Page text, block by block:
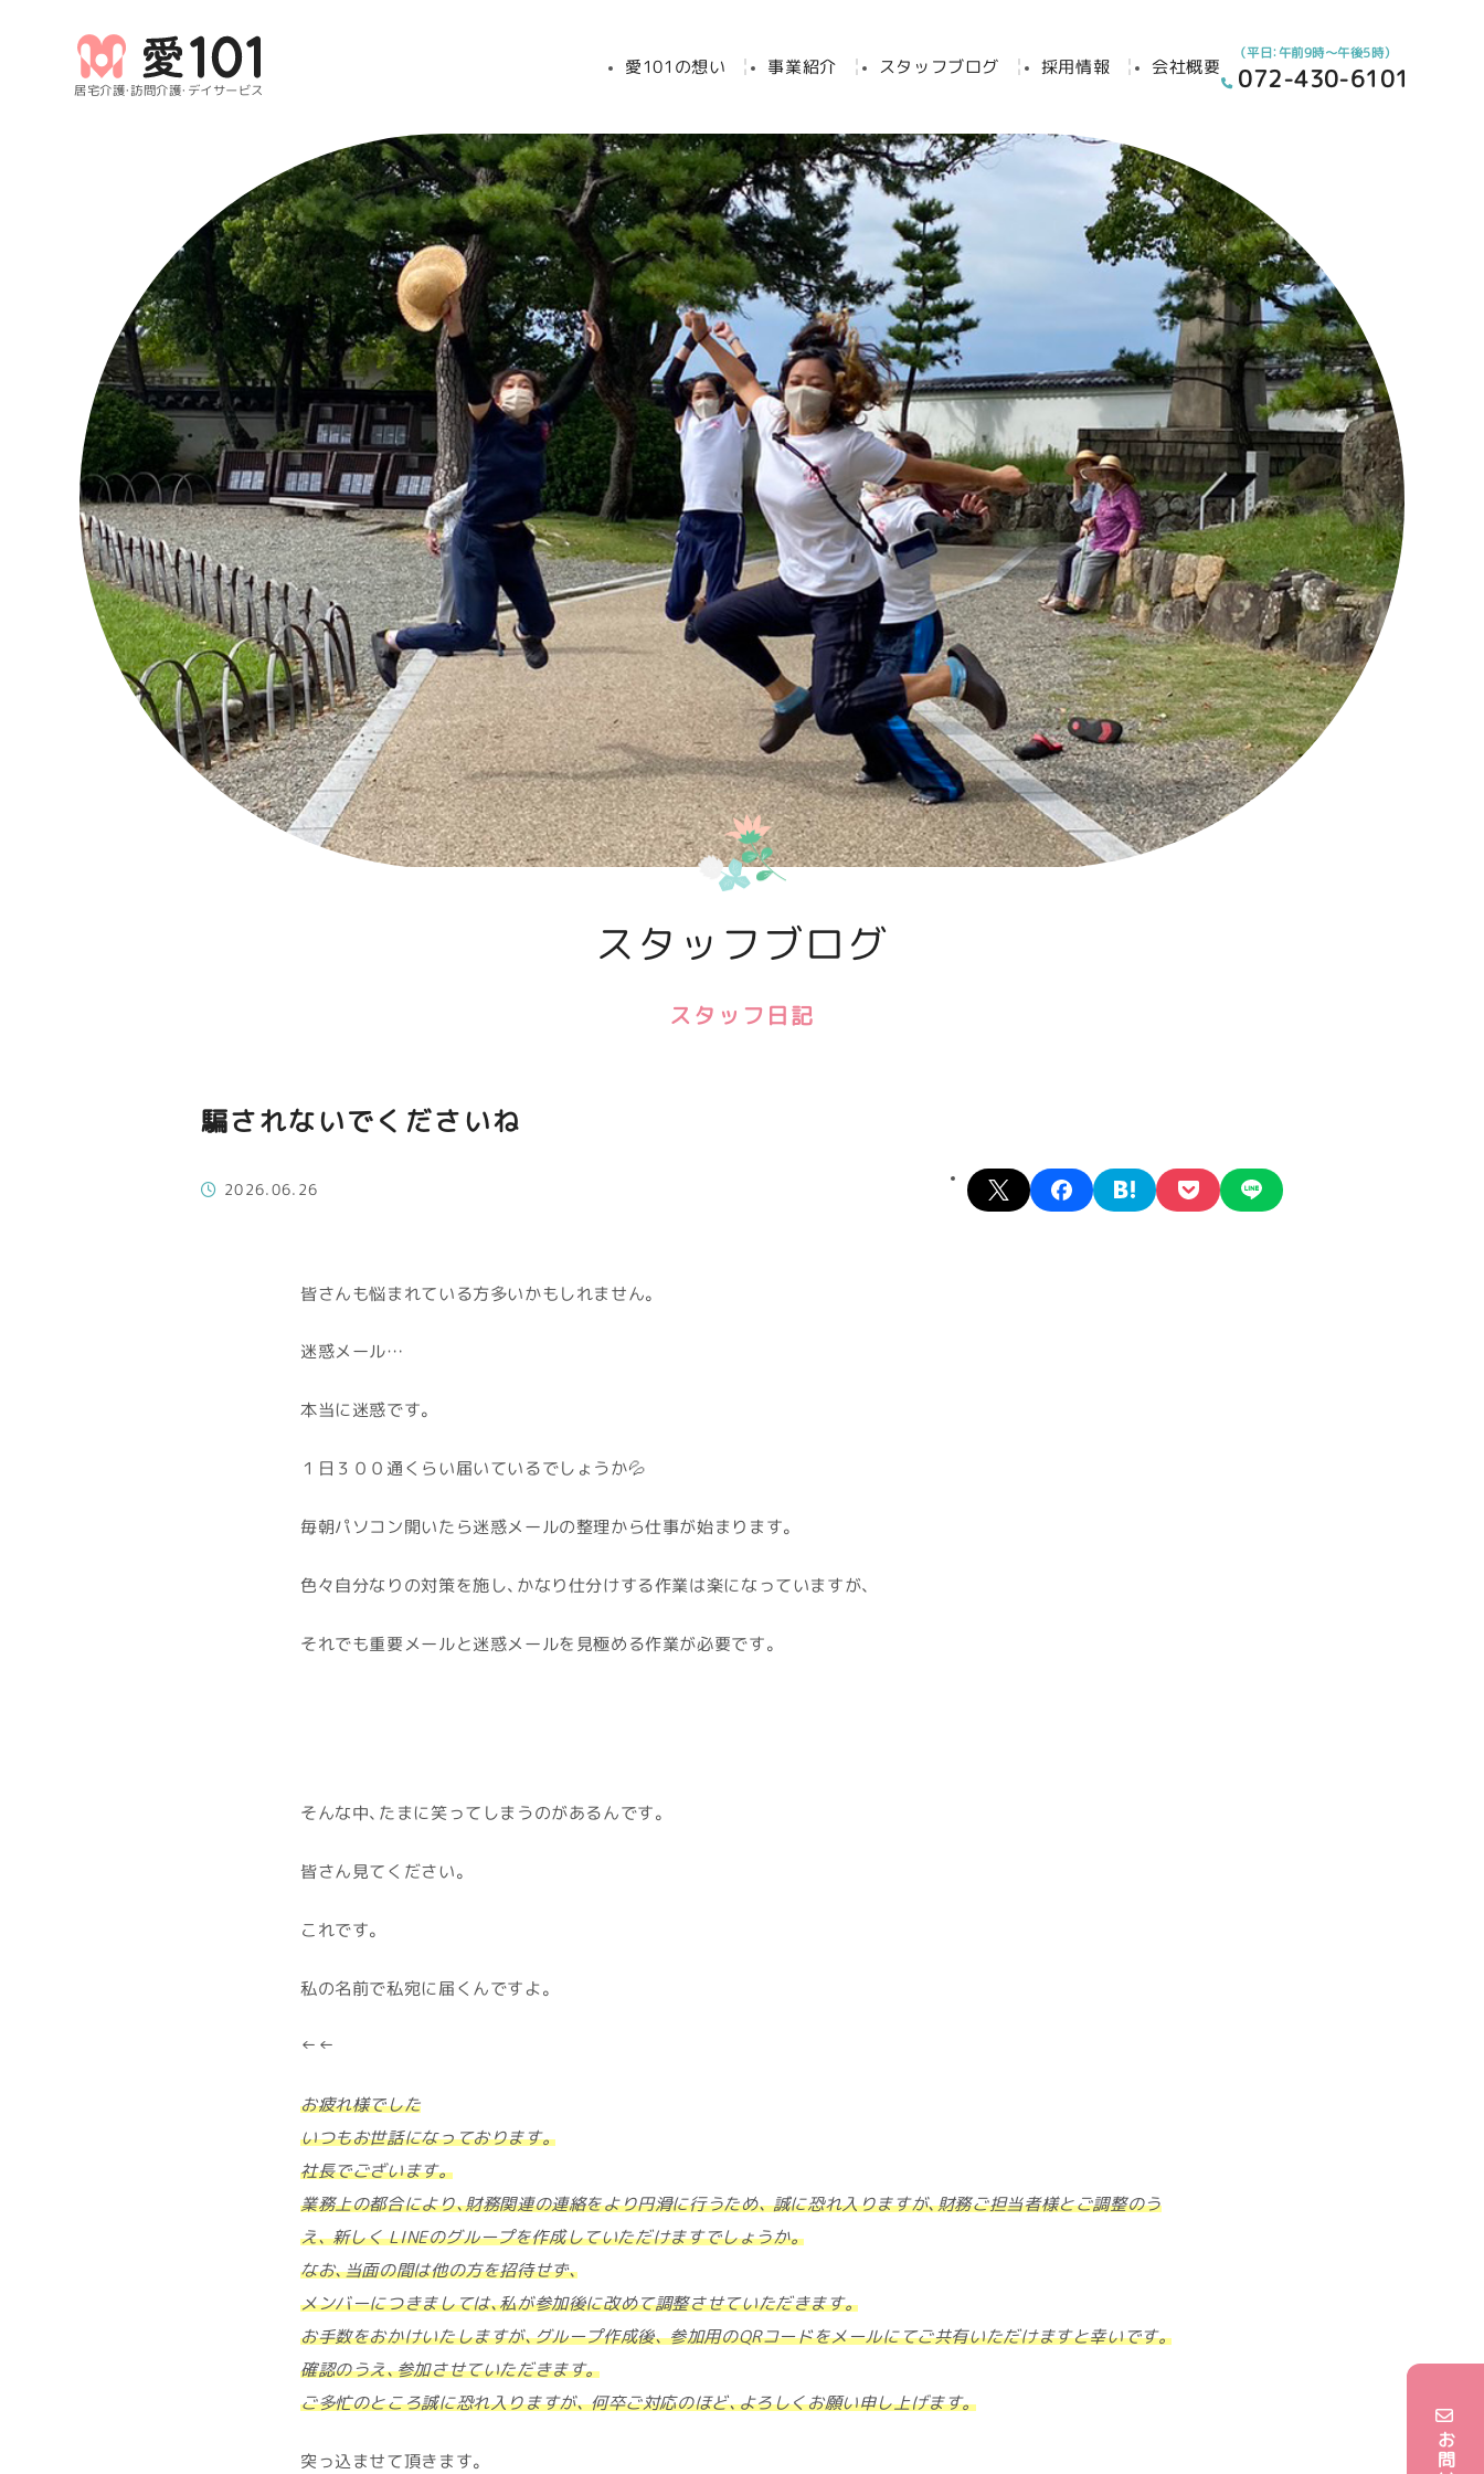
居宅介護・訪問介護・デイサービス
愛101の想い 事業紹介 スタッフブログ 採用情報 会社概要
（平日：午前9時～午後5時）
072-430-6101
スタッフブログ
スタッフ日記
騙されないでくださいね
2026.06.26
X facebookhatena pocket
皆さんも悩まれている方多いかもしれません。
迷惑メール…
本当に迷惑です。
１日３００通くらい届いているでしょうか💦
毎朝パソコン開いたら迷惑メールの整理から仕事が始まります。
色々自分なりの対策を施し、かなり仕分けする作業は楽になっていますが、
それでも重要メールと迷惑メールを見極める作業が必要です。
そんな中、たまに笑ってしまうのがあるんです。
皆さん見てください。
これです。
私の名前で私宛に届くんですよ。
↓↓
お疲れ様でした
いつもお世話になっております。
社長でございます。
業務上の都合により、財務関連の連絡をより円滑に行うため、 誠に恐れ入りますが、財務ご担当者様とご調整のう
え、 新しく LINEのグループを作成していただけますでしょうか。
なお、当面の間は他の方を招待せず、
メンバーにつきましては、私が参加後に改めて調整させていただきます。
お手数をおかけいたしますが、グループ作成後、 参加用のQRコードをメールにてご共有いただけますと幸いです。
確認のうえ、参加させていただきます。
ご多忙のところ誠に恐れ入りますが、 何卒ご対応のほど、よろしくお願い申し上げます。
突っ込ませて頂きます。